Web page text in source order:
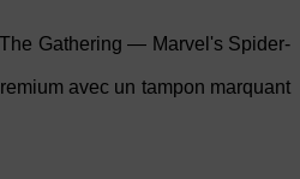
Gathering — Marvel's Spider-
avec un tampon marquant